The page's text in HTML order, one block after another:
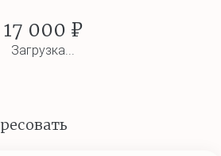
17 000 ₽
Загрузка...